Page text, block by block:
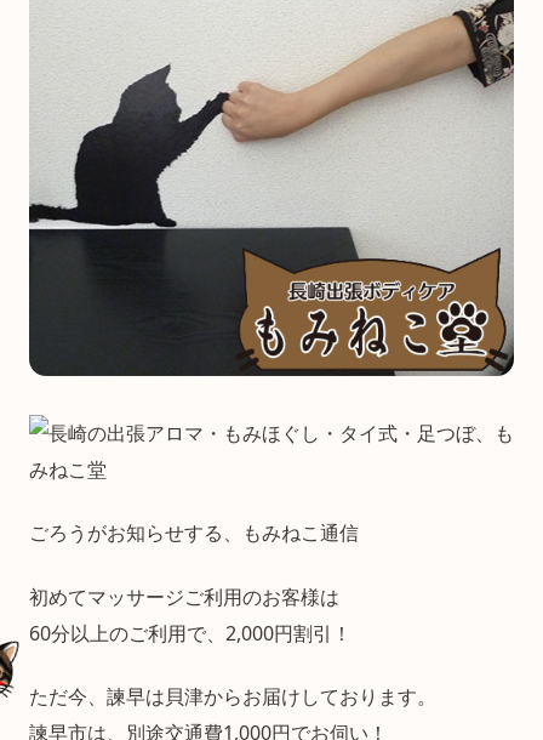
ごろうがお知らせする、もみねこ通信
初めてマッサージご利用のお客様は
60分以上のご利用で、2,000円割引！
ただ今、諫早は貝津からお届けしております。
諫早市は、別途交通費1,000円でお伺い！